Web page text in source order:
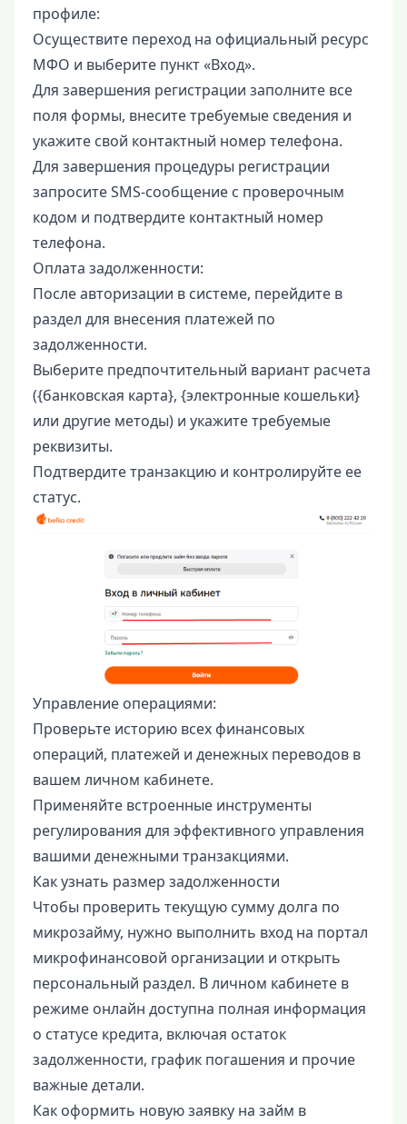
профиле:
Осуществите переход на официальный ресурс
МФО и выберите пункт «Вход».
Для завершения регистрации заполните все
поля формы, внесите требуемые сведения и
укажите свой контактный номер телефона.
Для завершения процедуры регистрации
запросите SMS-сообщение с проверочным
кодом и подтвердите контактный номер
телефона.
Оплата задолженности:
После авторизации в системе, перейдите в
раздел для внесения платежей по
задолженности.
Выберите предпочтительный вариант расчета
({банковская карта}, {электронные кошельки}
или другие методы) и укажите требуемые
реквизиты.
Подтвердите транзакцию и контролируйте ее
статус.
Управление операциями:
Проверьте историю всех финансовых
операций, платежей и денежных переводов в
вашем личном кабинете.
Применяйте встроенные инструменты
регулирования для эффективного управления
вашими денежными транзакциями.
Как узнать размер задолженности
Чтобы проверить текущую сумму долга по
микрозайму, нужно выполнить вход на портал
микрофинансовой организации и открыть
персональный раздел. В личном кабинете в
режиме онлайн доступна полная информация
о статусе кредита, включая остаток
задолженности, график погашения и прочие
важные детали.
Как оформить новую заявку на займ в